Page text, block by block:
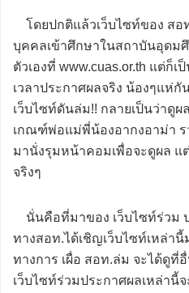
โดยปกติแล้วเว็บไซท์ของ สอ
บุคคลเข้าศึกษาในสถาบันอุดม
ตัวเองที่ www.cuas.or.th แต่
เวลาประกาศผลจริง น้องๆแห่
เว็บไซท์ดันล่ม!! กลายเป็นว่าดูผ
เกณฑ์พ่อแม่พี่น้องอากงอาม่า ร
มานั่งรุมหน้าคอมเพื่อจะดูผล แ
จริงๆ
นั่นคือที่มาของ เว็บไซท์ร่วม
ทางสอท.ได้เชิญเว็บไซท์เหล่า
ทางการ เผื่อ สอท.ล่ม จะได้ดูที่
เว็บไซท์ร่วมประกาศผลเหล่านี้